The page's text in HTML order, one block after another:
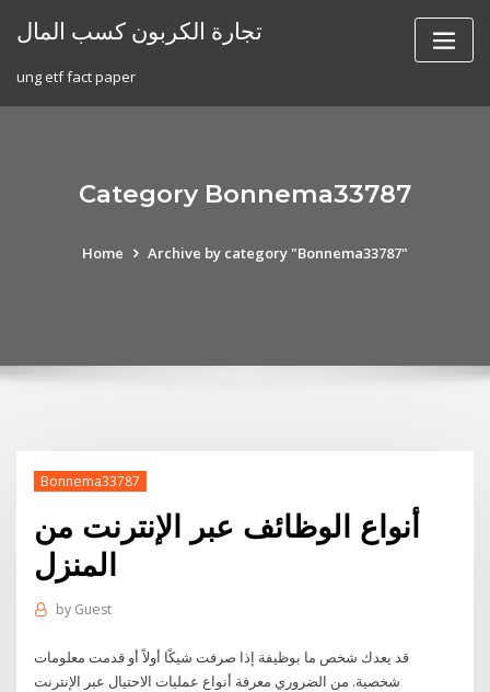
تجارة الكربون كسب المال
ung etf fact paper
Category Bonnema33787
Home Archive by category "Bonnema33787"
Bonnema33787
أنواع الوظائف عبر الإنترنت من
المنزل
by Guest
قد يعدك شخص ما بوظيفة إذا صرفت شيكًا أولاً أو قدمت معلومات
شخصية. من الضروري معرفة أنواع عمليات الاحتيال عبر الإنترنت